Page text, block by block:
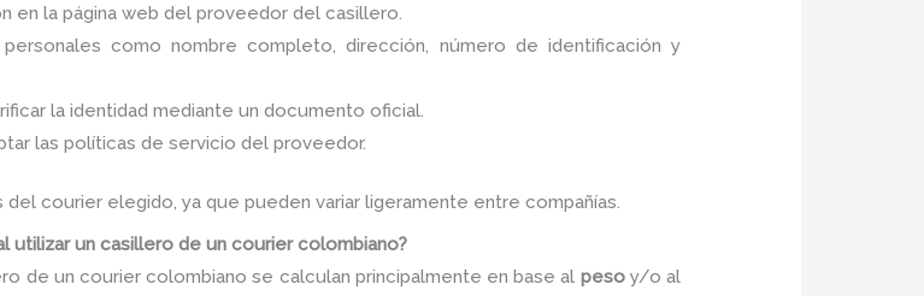
en la página web del proveedor del casillero.
como nombre completo, dirección, número de identificación y
la identidad mediante un documento oficial.
las políticas de servicio del proveedor.
courier elegido, ya que pueden variar ligeramente entre compañías.
utilizar un casillero de un courier colombiano?
de un courier colombiano se calculan principalmente en base al pesoy/o al